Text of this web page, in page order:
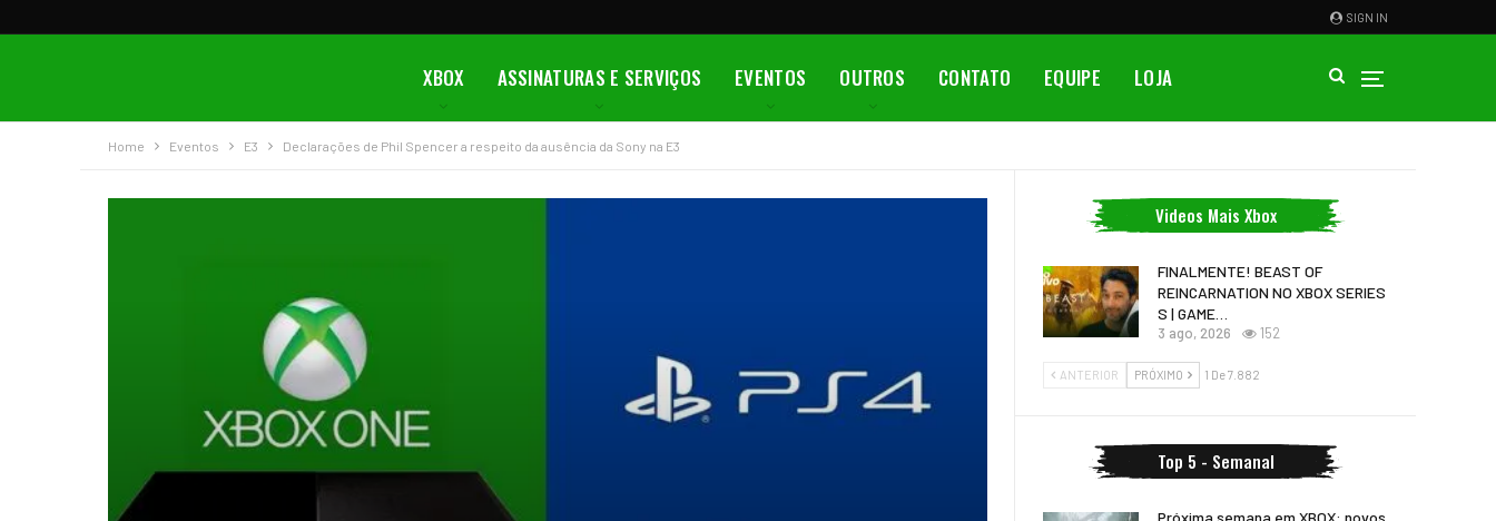
SIGN IN
XBOX ASSINATURAS E SERVIÇOS EVENTOS OUTROS CONTATO EQUIPE LOJA
Home Eventos E3 Declarações de Phil Spencer a respeito da ausência da Sony na E3
Videos Mais Xbox
FINALMENTE! BEAST OF
REINCARNATION NO XBOX SERIES
S | GAME…
3 ago, 2026 152
ANTERIOR PRÓXIMO 1 De 7.882
Top 5 - Semanal
Próxima semana em XBOX: novos